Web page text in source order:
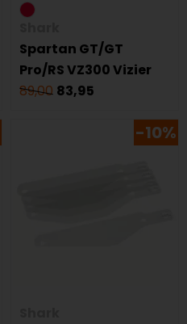
Spartan GT/GT
Pro/RS VZ300 Vizier
89,00 83,95
-10%